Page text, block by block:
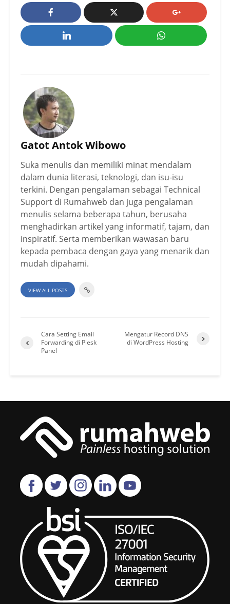
Gatot Antok Wibowo
Suka menulis dan memiliki minat mendalam
dalam dunia literasi, teknologi, dan isu-isu
terkini. Dengan pengalaman sebagai Technical
Support di Rumahweb dan juga pengalaman
menulis selama beberapa tahun, berusaha
menghadirkan artikel yang informatif, tajam, dan
inspiratif. Serta memberikan wawasan baru
kepada pembaca dengan gaya yang menarik dan
mudah dipahami.
VIEW ALL POSTS
Cara Setting Email
Forwarding di Plesk
Panel
Mengatur Record DNS
di WordPress Hosting